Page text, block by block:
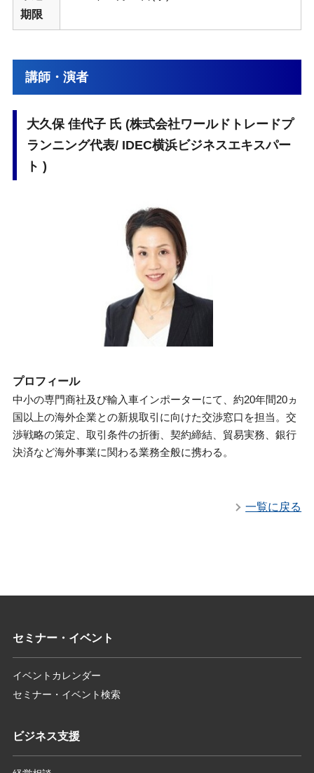
期限
講師・演者
大久保 佳代子 氏 (株式会社ワールドトレードプ
ランニング代表/ IDEC横浜ビジネスエキスパー
ト )
プロフィール
中小の専門商社及び輸入車インポーターにて、約20年間20ヵ
国以上の海外企業との新規取引に向けた交渉窓口を担当。交
渉戦略の策定、取引条件の折衝、契約締結、貿易実務、銀行
決済など海外事業に関わる業務全般に携わる。
一覧に戻る
セミナー・イベント
イベントカレンダー
セミナー・イベント検索
ビジネス支援